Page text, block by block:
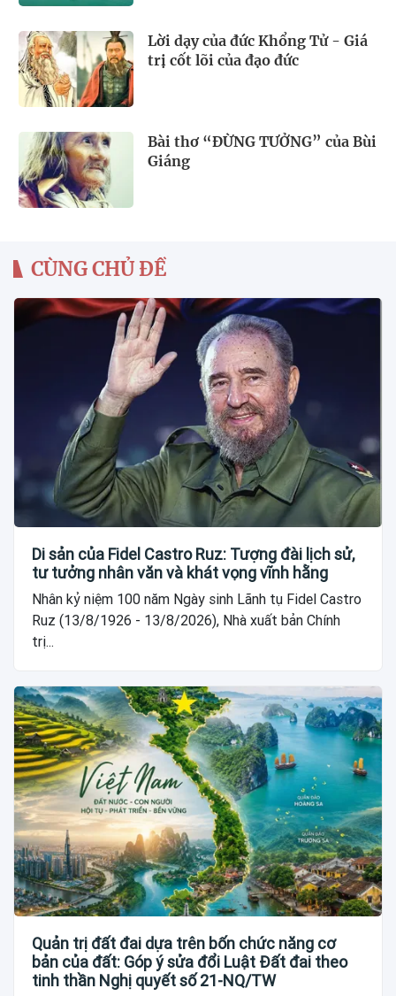
Lời dạy của đức Khổng Tử - Giá
trị cốt lõi của đạo đức
Bài thơ “ĐỪNG TƯỞNG” của Bùi
Giáng
CÙNG CHỦ ĐỀ
Di sản của Fidel Castro Ruz: Tượng đài lịch sử,
tư tưởng nhân văn và khát vọng vĩnh hằng
Nhân kỷ niệm 100 năm Ngày sinh Lãnh tụ Fidel Castro
Ruz (13/8/1926 - 13/8/2026), Nhà xuất bản Chính
trị...
Quản trị đất đai dựa trên bốn chức năng cơ
bản của đất: Góp ý sửa đổi Luật Đất đai theo
tinh thần Nghị quyết số 21-NQ/TW